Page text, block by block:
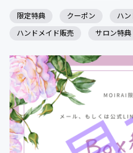
限定特典 クーポン
ハ
ハンドメイド販売
サロン特典